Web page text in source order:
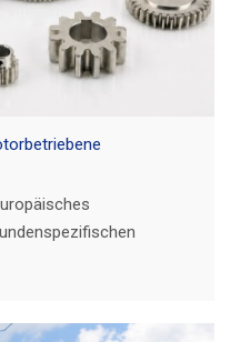
Probenahme,